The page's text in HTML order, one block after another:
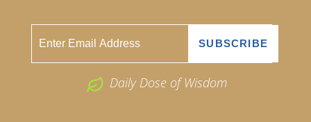
Daily Dose of Wisdom